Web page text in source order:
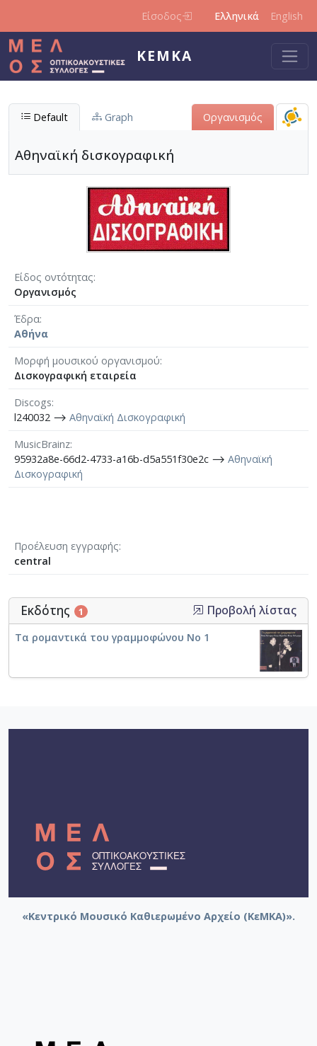
Είσοδος Ελληνικά English
ΚΕΜΚΑ
Default Graph Οργανισμός
Αθηναϊκή δισκογραφική
Είδος οντότητας
Οργανισμός
Έδρα
Αθήνα
Μορφή μουσικού οργανισμού
Δισκογραφική εταιρεία
Discogs
l240032 ⟶ Αθηναϊκή Δισκογραφική
MusicBrainz
95932a8e-66d2-4733-a16b-d5a551f30e2c ⟶ Αθηναϊκή
Δισκογραφική
Προέλευση εγγραφής
central
Εκδότης 1 Προβολή λίστας
Τα ρομαντικά του γραμμοφώνου Νο 1
«Κεντρικό Μουσικό Καθιερωμένο Αρχείο (ΚεΜΚΑ)».